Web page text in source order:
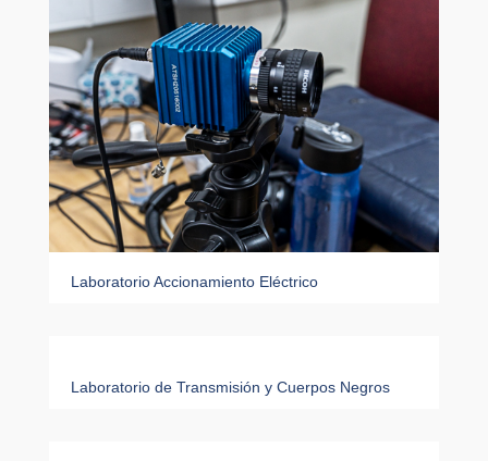
Laboratorio Accionamiento Eléctrico
Laboratorio de Transmisión y Cuerpos Negros